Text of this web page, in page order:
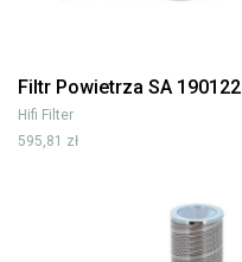
Filtr Powietrza SA 190122
Hifi Filter
595,81 zł